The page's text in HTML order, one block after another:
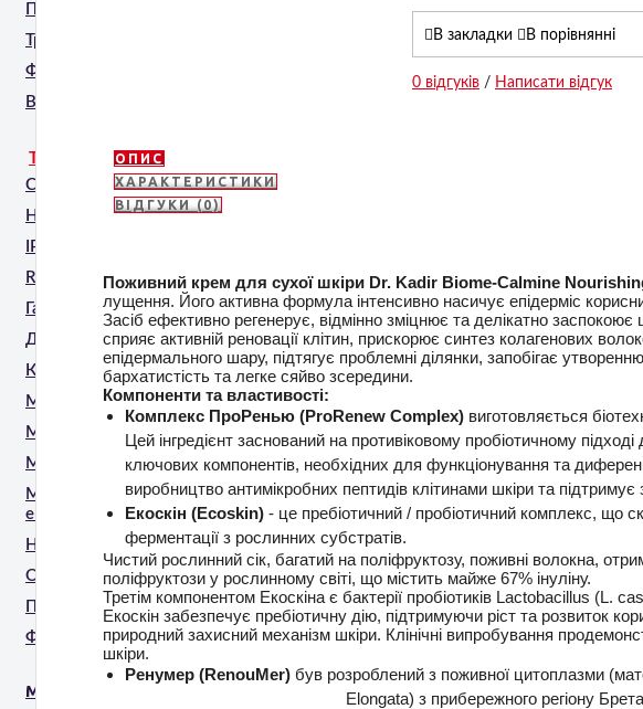
Проти Целюліту
Трихологія
Фракційне шліфування
Ванни для SPA процедур
ТЕХНОЛОГІЇ
CO2 Лазер
HIFU (SMAS)
IPL/ELOS
RF
Газорідинний пілінг
Діодний лазер
Кріоліполіз
Мікроголковий RF
Мікростимуляція EMS
Мікрострум
Монохроматичний
ексимерний пристрій
Неодимовий лазер
Олександритовий лазер
Пікосекундний лазер
Фракційний лазер
МЕДИЧНЕ ОБЛАДНАННЯ
В закладки В порівнянні
0 відгуків / Написати відгук
ОПИС
ХАРАКТЕРИСТИКИ
ВІДГУКИ (0)
Поживний крем для сухої шкіри Dr. Kadir Biome-Calmine
лущення. Його активна формула інтенсивно насичує епідерміс
Засіб ефективно регенерує, відмінно зміцнює та делікатно заспокоює
сприяє активній реновації клітин, прискорює синтез колагенових
епідермального шару, підтягує проблемні ділянки, запобігає
бархатистість та легке сяйво зсередини.
Компоненти та властивості:
Комплекс ПроРенью (ProRenew Complex) виготовляється
Цей інгредієнт заснований на противіковому пробіотичному
ключових компонентів, необхідних для функціонування та
виробництво антимікробних пептидів клітинами шкіри та
Екоскін (Ecoskin) - це пребіотичний / пробіотичний комплекс, що
ферментації з рослинних субстратів.
Чистий рослинний сік, багатий на поліфруктозу, поживні волокна,
поліфруктози у рослинному світі, що містить майже 67% інуліну.
Третім компонентом Екоскіна є бактерії пробіотиків Lactobacillus (L.
Екоскін забезпечує пребіотичну дію, підтримуючи ріст та розвиток
природний захисний механізм шкіри. Клінічні випробування
шкіри.
Ренумер (RenouMer) був розроблений з поживної цитоплазми
Elongata) з прибережного регіону